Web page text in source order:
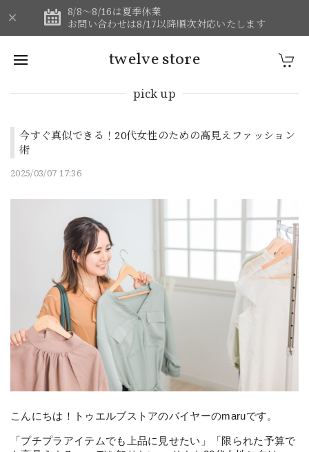
8/8～8/16は夏季休業
お問い合わせは8/17以降順次対応いたします
twelve store
pick up
今すぐ真似できる！20代女性のための高見えファッション
術
2025/03/07 17:36
こんにちは！トゥエルブストアのバイヤーのmaruです。
「プチプラアイテムでも上品に見せたい」「限られた予算で